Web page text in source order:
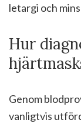
letargi och
Hur
Genom
vanligtvis